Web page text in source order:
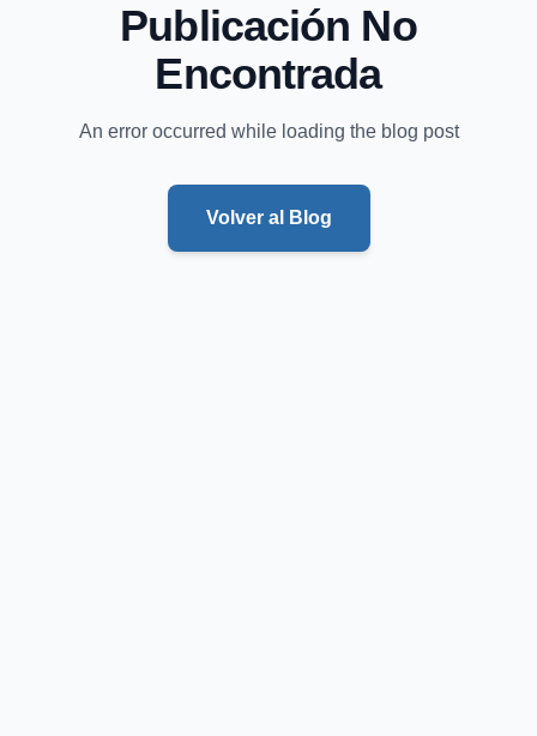
Publicación No
Encontrada
An error occurred while loading the blog post
Volver al Blog